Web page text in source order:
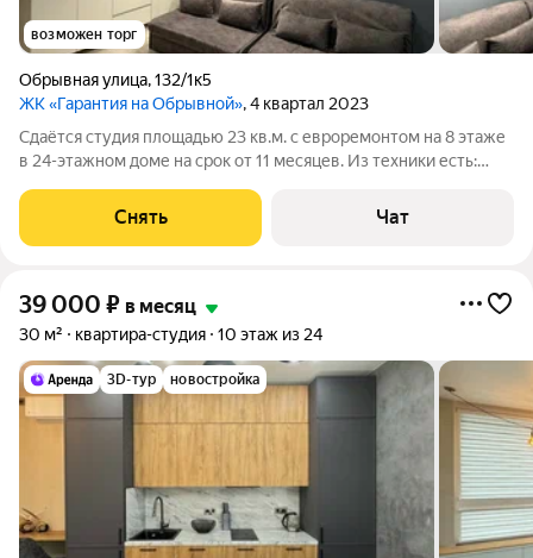
возможен торг
Обрывная улица,132/1к5
ЖК «Гарантия на Обрывной», 4 квартал 2023
Сдаётся студия площадью 23 кв.м. с евроремонтом на 8 этаже
в 24-этажном доме на срок от 11 месяцев. Из техники есть:
Микроволновка Дом - монолитный, окна выходят на улицу.
Есть консьерж. В
Снять Чат
39 000 ₽ в месяц
30 м² квартира-студия 10 этаж из 24
3D-тур новостройка